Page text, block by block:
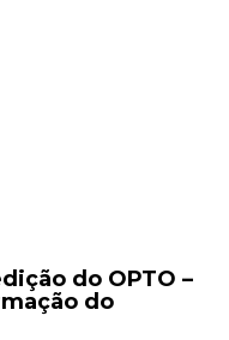
do OPTO –
do